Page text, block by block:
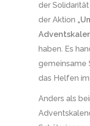
der
der Aktion
haben. Es
gemeinsame
das Helfen
Anders als